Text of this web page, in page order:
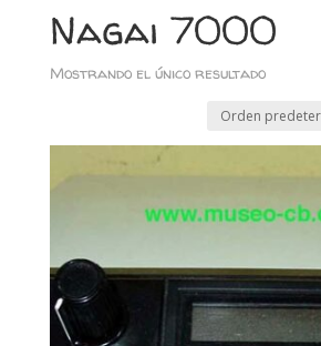
Nagai 7000
Mostrando el único resultado